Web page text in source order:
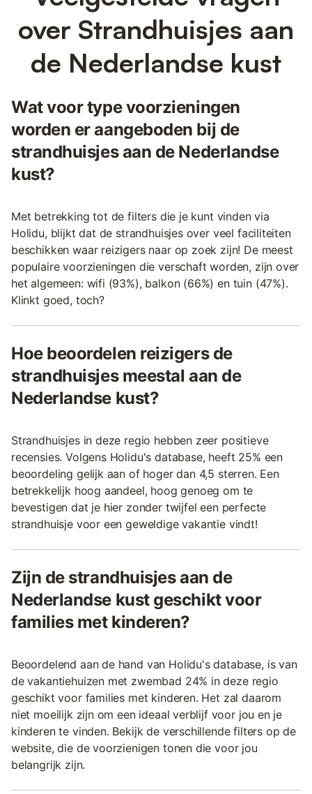
over Strandhuisjes aan
de Nederlandse kust
Wat voor type voorzieningen
worden er aangeboden bij de
strandhuisjes aan de Nederlandse
kust?
Met betrekking tot de filters die je kunt vinden via
Holidu, blijkt dat de strandhuisjes over veel faciliteiten
beschikken waar reizigers naar op zoek zijn! De meest
populaire voorzieningen die verschaft worden, zijn over
het algemeen: wifi (93%), balkon (66%) en tuin (47%).
Klinkt goed, toch?
Hoe beoordelen reizigers de
strandhuisjes meestal aan de
Nederlandse kust?
Strandhuisjes in deze regio hebben zeer positieve
recensies. Volgens Holidu's database, heeft 25% een
beoordeling gelijk aan of hoger dan 4,5 sterren. Een
betrekkelijk hoog aandeel, hoog genoeg om te
bevestigen dat je hier zonder twijfel een perfecte
strandhuisje voor een geweldige vakantie vindt!
Zijn de strandhuisjes aan de
Nederlandse kust geschikt voor
families met kinderen?
Beoordelend aan de hand van Holidu's database, is van
de vakantiehuizen met zwembad 24% in deze regio
geschikt voor families met kinderen. Het zal daarom
niet moeilijk zijn om een ideaal verblijf voor jou en je
kinderen te vinden. Bekijk de verschillende filters op de
website, die de voorzienigen tonen die voor jou
belangrijk zijn.